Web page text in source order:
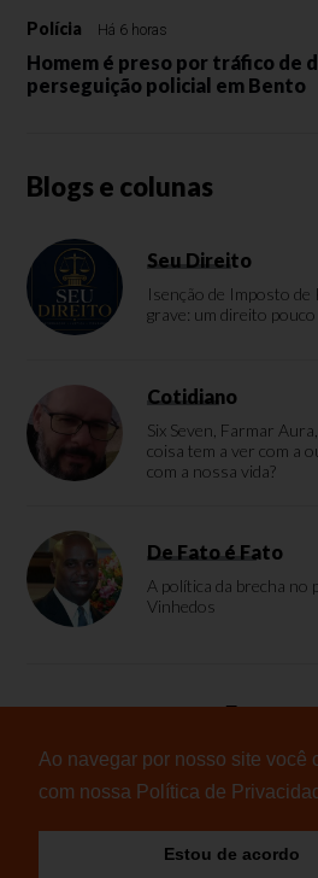
Ao navegar por nosso site você
com nossa Política de
Estou de acordo
Polícia Há 6 horas
Homem é preso por tráfico de
perseguição policial em Bento
Blogs e colunas
Seu Direito
Isenção de Imposto de
grave: um direito
Cotidiano
Six Seven, Farmar
coisa tem a ver com a
com a nossa vida?
De Fato é Fato
A política da brecha no
Vinhedos
Enquete